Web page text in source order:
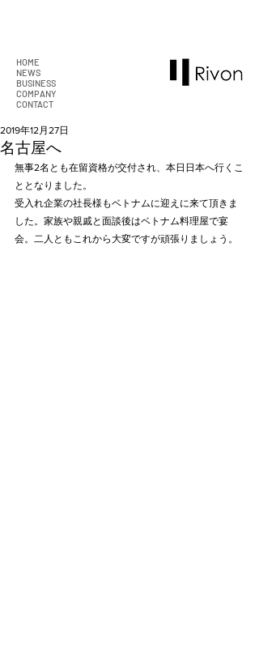
HOME
NEWS
BUSINESS
COMPANY
CONTACT
名古屋へ
2019年12月27日
無事2名とも在留資格が交付され、本日日本へ行くこ
ととなりました。
受入れ企業の社長様もベトナムに迎えに来て頂きま
した。家族や親戚と面談後はベトナム料理屋で宴
会。二人ともこれから大変ですが頑張りましょう。